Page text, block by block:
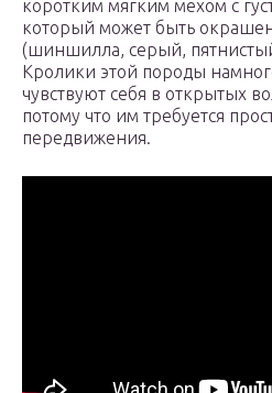
коротким мягким мехом с
который может быть
(шиншилла, серый,
Кролики этой породы
чувствуют себя в открытых
потому что им требуется
передвижения.